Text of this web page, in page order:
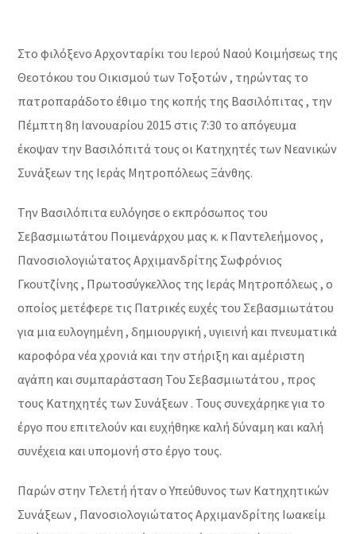
Στο φιλόξενο Αρχονταρίκι του Ιερού Ναού Κοιμήσεως της
Θεοτόκου του Οικισμού των Τοξοτών , τηρώντας το
πατροπαράδοτο έθιμο της κοπής της Βασιλόπιτας , την
Πέμπτη 8η Ιανουαρίου 2015 στις 7:30 το απόγευμα
έκοψαν την Βασιλόπιτά τους οι Κατηχητές των Νεανικών
Συνάξεων της Ιεράς Μητροπόλεως Ξάνθης.
Την Βασιλόπιτα ευλόγησε ο εκπρόσωπος του
Σεβασμιωτάτου Ποιμενάρχου μας κ. κ Παντελεήμονος ,
Πανοσιολογιώτατος Αρχιμανδρίτης Σωφρόνιος
Γκουτζίνης , Πρωτοσύγκελλος της Ιεράς Μητροπόλεως , ο
οποίος μετέφερε τις Πατρικές ευχές του Σεβασμιωτάτου
για μια ευλογημένη , δημιουργική , υγιεινή και πνευματικά
καροφόρα νέα χρονιά και την στήριξη και αμέριστη
αγάπη και συμπαράσταση Του Σεβασμιωτάτου , προς
τους Κατηχητές των Συνάξεων . Τους συνεχάρηκε για το
έργο που επιτελούν και ευχήθηκε καλή δύναμη και καλή
συνέχεια και υπομονή στο έργο τους.
Παρών στην Τελετή ήταν ο Υπεύθυνος των Κατηχητικών
Συνάξεων , Πανοσιολογιώτατος Αρχιμανδρίτης Ιωακείμ